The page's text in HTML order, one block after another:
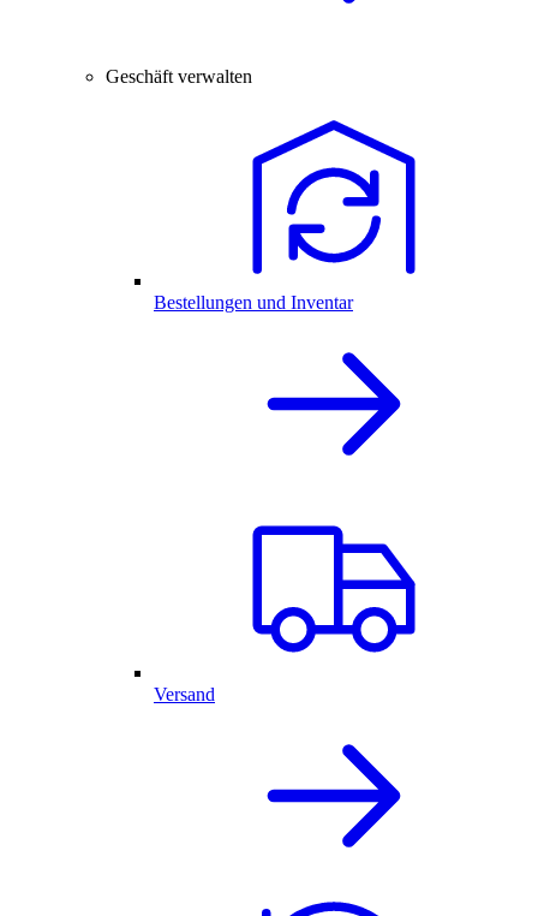
Geschäft verwalten
Bestellungen und Inventar
Versand